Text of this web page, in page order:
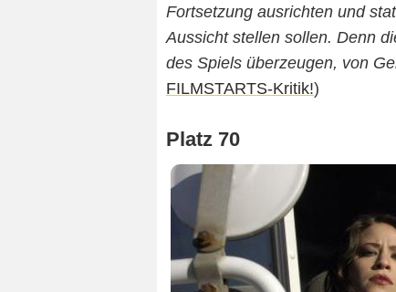
Fortsetzung ausrichten und
Aussicht stellen sollen. Denn
des Spiels überzeugen, von
FILMSTARTS-Kritik!)
Platz 70